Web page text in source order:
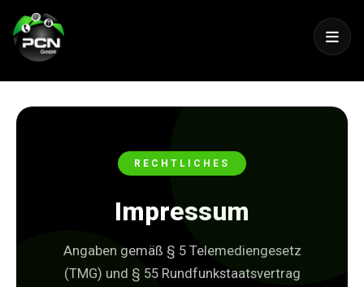
RECHTLICHES
Impressum
Angaben gemäß § 5 Telemediengesetz
(TMG) und § 55 Rundfunkstaatsvertrag